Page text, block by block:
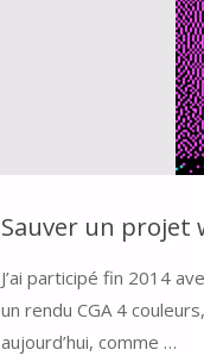
Sauver un projet
J’ai participé fin 2014
un rendu CGA 4
aujourd’hui, comme …